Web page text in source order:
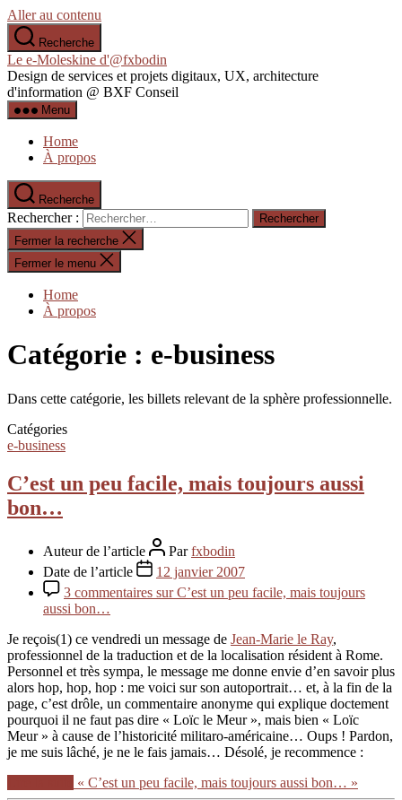
Aller au contenu
Recherche
Le e-Moleskine d'@fxbodin
Design de services et projets digitaux, UX, architecture
d'information @ BXF Conseil
Menu
Home
À propos
Recherche
Rechercher :
Fermer la recherche
Fermer le menu
Home
À propos
Catégorie : e-business
Dans cette catégorie, les billets relevant de la sphère professionnelle.
Catégories
e-business
C’est un peu facile, mais toujours aussi
bon…
Auteur de l’article Parfxbodin
Date de l’article
12 janvier 2007
3 commentaires sur C’est un peu facile, mais toujours
aussi bon…
Je reçois(1) ce vendredi un message de Jean-Marie le Ray,
professionnel de la traduction et de la localisation résident à Rome.
Personnel et très sympa, le message me donne envie d’en savoir plus
alors hop, hop, hop : me voici sur son autoportrait… et, à la fin de la
page, c’est drôle, un commentaire anonyme qui explique doctement
pourquoi il ne faut pas dire « Loïc le Meur », mais bien « Loïc
Meur » à cause de l’historicité militaro-américaine… Oups ! Pardon,
je me suis lâché, je ne le fais jamais… Désolé, je recommence :
« C’est un peu facile, mais toujours aussi bon… »